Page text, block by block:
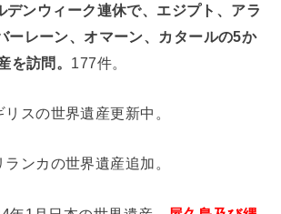
デンウィーク連休で、エジプト、アラ
ーレーン、オマーン、カタールの5か
を訪問。 177件。
スの世界遺産更新中。
ンカの世界遺産追加。